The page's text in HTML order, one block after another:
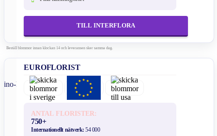
TILL INTERFLORA
Beställ blommor innan klockan 14 och leveransen sker samma dag.
EUROFLORIST
ANTAL FLORISTER:
750+
Internationellt nätverk:54 000